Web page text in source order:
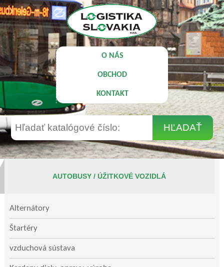
O NÁS
OBCHOD
KONTAKT
AUTOBUSY / ÚŽITKOVÉ VOZIDLÁ
Alternátory
Štartéry
vzduchová sústava